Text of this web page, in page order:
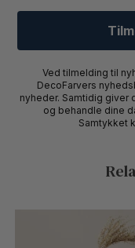
Ved tilmelding til
DecoFarvers
nyheder. Samtidig giver
og behandle dine
Samtykket